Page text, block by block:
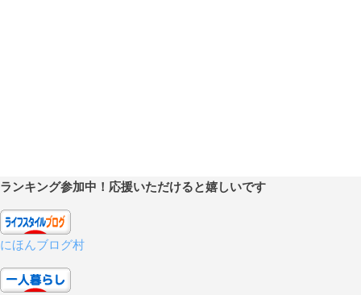
ランキング参加中！応援いただけると嬉しいです
にほんブログ村